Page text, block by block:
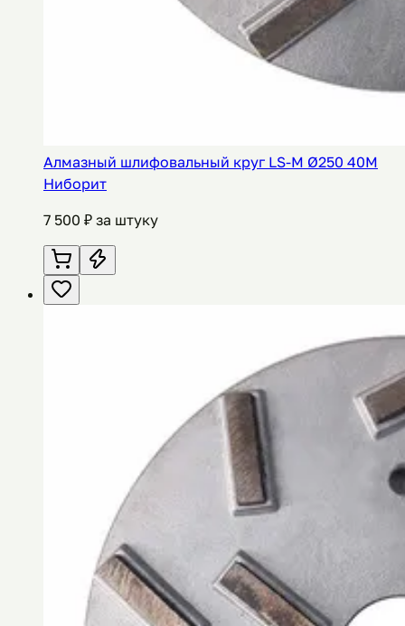
Алмазный шлифовальный круг LS-M Ø250 40M
Ниборит
7 500 ₽ за штуку